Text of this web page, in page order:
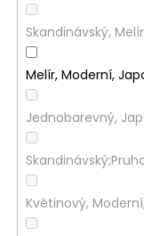
Skandinávský,
Melír, Moderní,
Jednobarevný,
Květinový,